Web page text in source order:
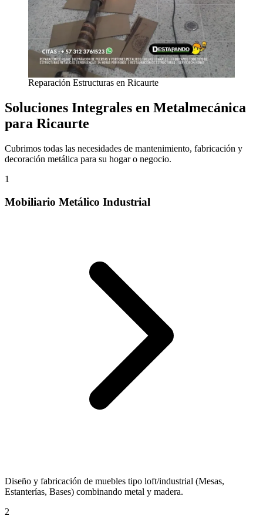
Reparación Estructuras en Ricaurte
Soluciones Integrales en Metalmecánica
para Ricaurte
Cubrimos todas las necesidades de mantenimiento, fabricación y
decoración metálica para su hogar o negocio.
1
Mobiliario Metálico Industrial
Diseño y fabricación de muebles tipo loft/industrial (Mesas,
Estanterías, Bases) combinando metal y madera.
2